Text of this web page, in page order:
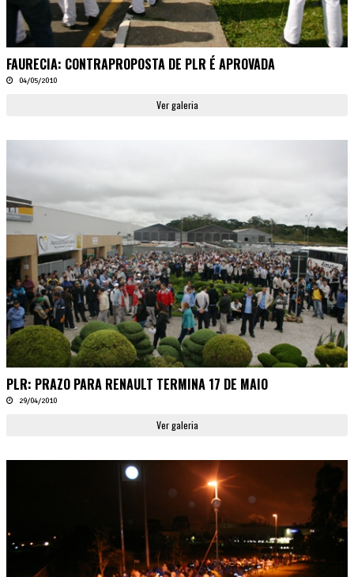
FAURECIA: CONTRAPROPOSTA DE PLR É APROVADA
04/05/2010
Ver galeria
PLR: PRAZO PARA RENAULT TERMINA 17 DE MAIO
29/04/2010
Ver galeria